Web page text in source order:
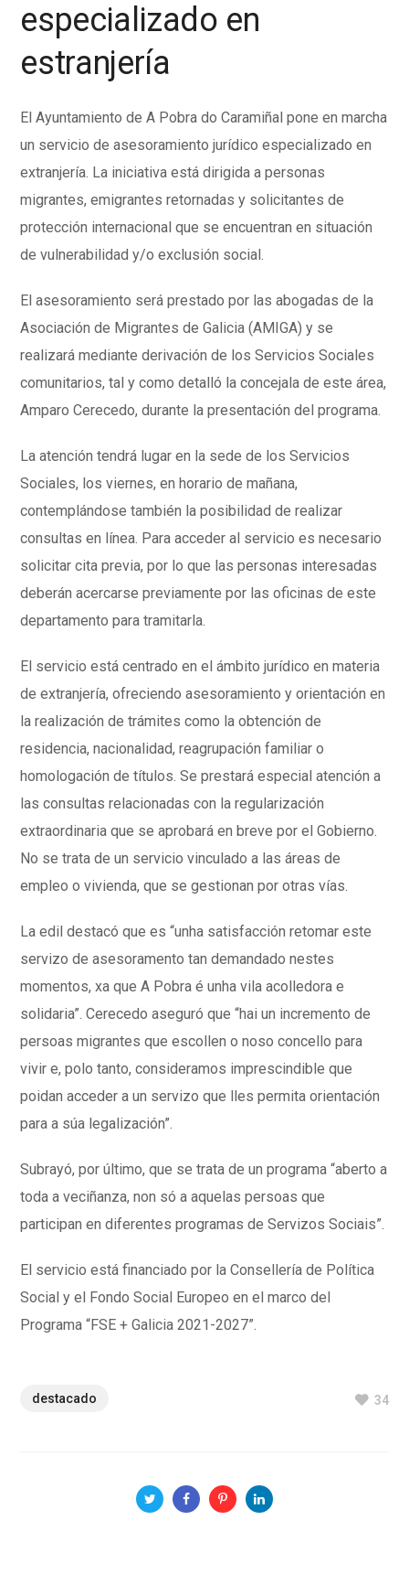
especializado en
estranjería
El Ayuntamiento de A Pobra do Caramiñal pone en marcha
un servicio de asesoramiento jurídico especializado en
extranjería. La iniciativa está dirigida a personas
migrantes, emigrantes retornadas y solicitantes de
protección internacional que se encuentran en situación
de vulnerabilidad y/o exclusión social.
El asesoramiento será prestado por las abogadas de la
Asociación de Migrantes de Galicia (AMIGA) y se
realizará mediante derivación de los Servicios Sociales
comunitarios, tal y como detalló la concejala de este área,
Amparo Cerecedo, durante la presentación del programa.
La atención tendrá lugar en la sede de los Servicios
Sociales, los viernes, en horario de mañana,
contemplándose también la posibilidad de realizar
consultas en línea. Para acceder al servicio es necesario
solicitar cita previa, por lo que las personas interesadas
deberán acercarse previamente por las oficinas de este
departamento para tramitarla.
El servicio está centrado en el ámbito jurídico en materia
de extranjería, ofreciendo asesoramiento y orientación en
la realización de trámites como la obtención de
residencia, nacionalidad, reagrupación familiar o
homologación de títulos. Se prestará especial atención a
las consultas relacionadas con la regularización
extraordinaria que se aprobará en breve por el Gobierno.
No se trata de un servicio vinculado a las áreas de
empleo o vivienda, que se gestionan por otras vías.
La edil destacó que es “unha satisfacción retomar este
servizo de asesoramento tan demandado nestes
momentos, xa que A Pobra é unha vila acolledora e
solidaria”. Cerecedo aseguró que “hai un incremento de
persoas migrantes que escollen o noso concello para
vivir e, polo tanto, consideramos imprescindible que
poidan acceder a un servizo que lles permita orientación
para a súa legalización”.
Subrayó, por último, que se trata de un programa “aberto a
toda a veciñanza, non só a aquelas persoas que
participan en diferentes programas de Servizos Sociais”.
El servicio está financiado por la Consellería de Política
Social y el Fondo Social Europeo en el marco del
Programa “FSE + Galicia 2021-2027”.
destacado 34